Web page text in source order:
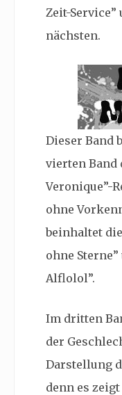
Zeit-
nächsten.
Dieser Band
vierten Band
Veronique”-
ohne
beinhaltet
ohne
Alflolol”.
Im dritten
der
Darstellung
denn es